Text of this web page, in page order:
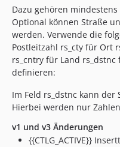
Dazu gehören
Optional können Straße
werden. Verwende die
Postleitzahl rs_cty für Ort
rs_cntry für Land
definieren:
Im Feld rs_dstnc kann
Hierbei werden nur
v1 und v3 Änderungen
{{CTLG_ACTIVE}}